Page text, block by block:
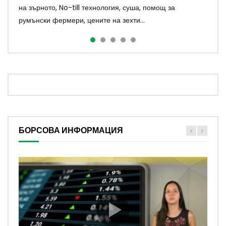
на зърното, No-till технология, суша, помощ за
румънски фермери, цените на зехти...
земеделието, пчеларският сектор, украинските яйца,
свинското месо в ЕС и агросубсиди...
устойчивото животновъдство и аграрният...
малинопроизводството и международ...
водещите теми в аграрния сектор Какви полз...
БОРСОВА ИНФОРМАЦИЯ